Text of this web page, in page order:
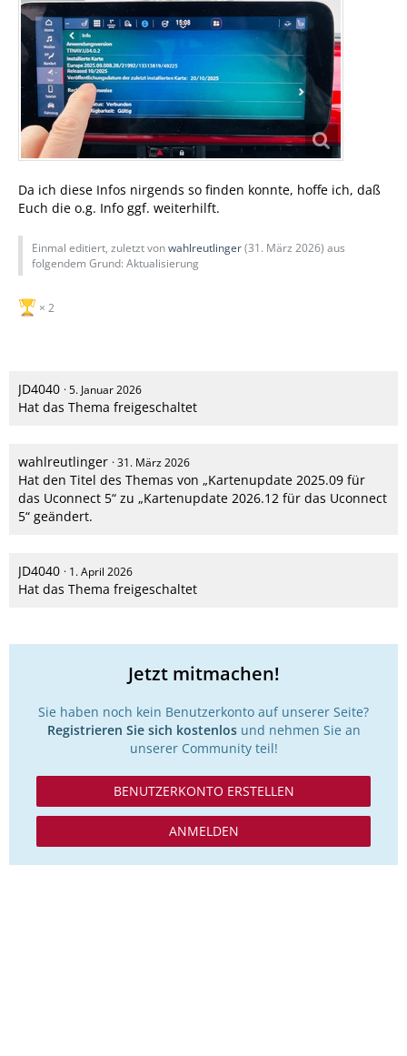
Da ich diese Infos nirgends so finden konnte, hoffe ich, daß
Euch die o.g. Info ggf. weiterhilft.
Einmal editiert, zuletzt vonwahlreutlinger(31. März 2026) aus
folgendem Grund: Aktualisierung
2
JD4040 5. Januar 2026
Hat das Thema freigeschaltet
wahlreutlinger 31. März 2026
Hat den Titel des Themas von „Kartenupdate 2025.09 für
das Uconnect 5“ zu „Kartenupdate 2026.12 für das Uconnect
5“ geändert.
JD4040 1. April 2026
Hat das Thema freigeschaltet
Jetzt mitmachen!
Sie haben noch kein Benutzerkonto auf unserer Seite?
Registrieren Sie sich kostenlosund nehmen Sie an
unserer Community teil!
BENUTZERKONTO ERSTELLEN
ANMELDEN